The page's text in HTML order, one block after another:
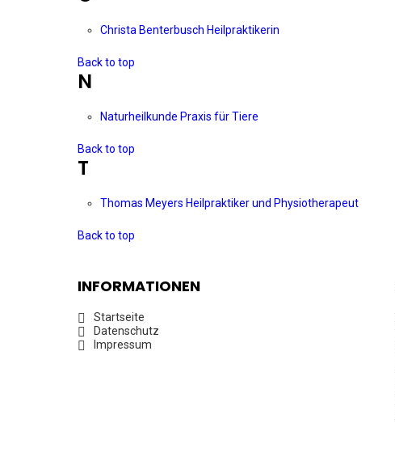
Christa Benterbusch Heilpraktikerin
Back to top
N
Naturheilkunde Praxis für Tiere
Back to top
T
Thomas Meyers Heilpraktiker und Physiotherapeut
Back to top
INFORMATIONEN
Startseite
Datenschutz
Impressum